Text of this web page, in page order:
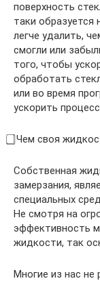
поверхность
таки образуется
легче удалить,
смогли или
того, чтобы
обработать
или во время
ускорить
⃣ Чем своя
Собственная
замерзания,
специальных
Не смотря на
эффективность
жидкости, так
Многие из нас не